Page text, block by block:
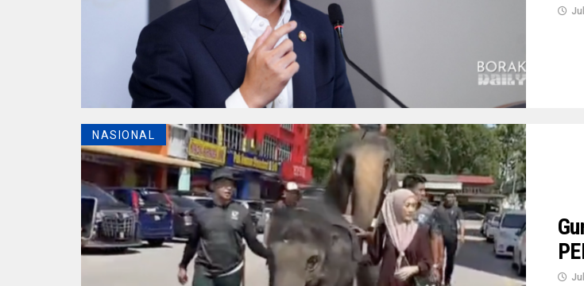
NASIONAL